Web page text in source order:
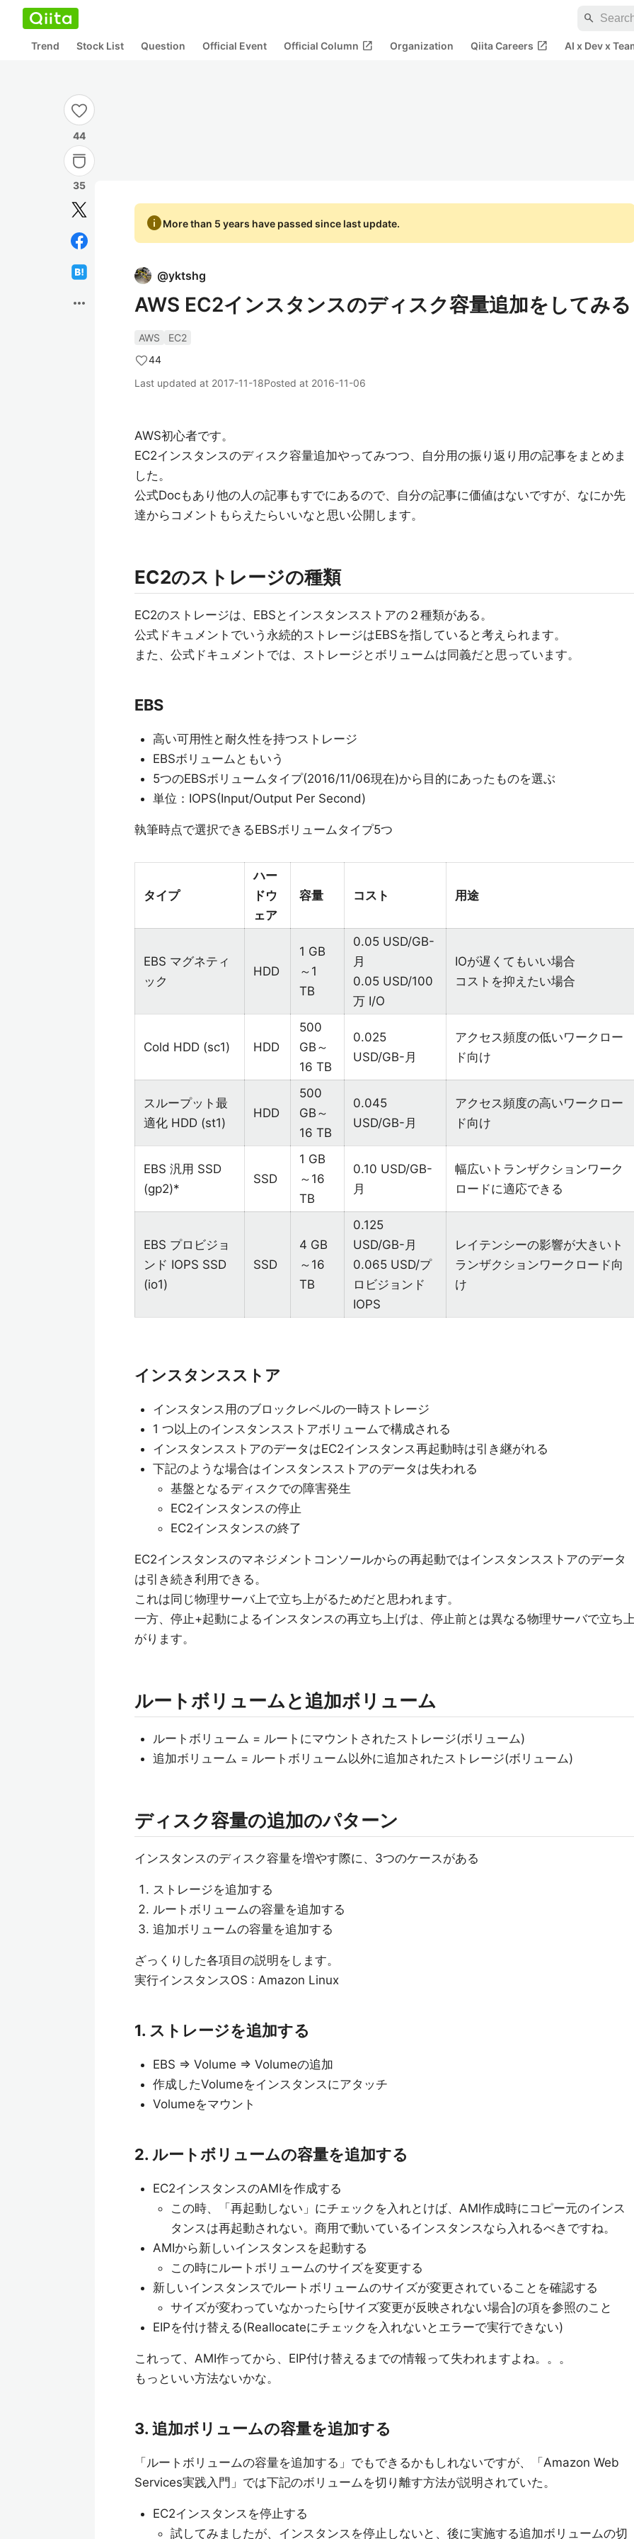
search
Trend Stock List Question Official Event Official Column open_in_new Organization Qiita Careers open_in_new AI x Dev x
44
35
more_horiz
infoMore than 5 years have passed since last update.
@yktshg
AWS EC2インスタンスのディスク容量追加をしてみる
AWS
EC2
44
Last updated at 2017-11-18Posted at 2016-11-06
AWS初心者です。
EC2インスタンスのディスク容量追加やってみつつ、自分用の振り返り用の記事をまとめま
した。
公式Docもあり他の人の記事もすでにあるので、自分の記事に価値はないですが、なにか先
達からコメントもらえたらいいなと思い公開します。
EC2のストレージの種類​
EC2のストレージは、EBSとインスタンスストアの２種類がある。
公式ドキュメントでいう永続的ストレージはEBSを指していると考えられます。
また、公式ドキュメントでは、ストレージとボリュームは同義だと思っています。
EBS
高い可用性と耐久性を持つストレージ
EBSボリュームともいう
5つのEBSボリュームタイプ(2016/11/06現在)から目的にあったものを選ぶ
単位：IOPS(Input/Output Per Second)
執筆時点で選択できるEBSボリュームタイプ5つ
タイプ
ハー
ドウ
ェア
容量 コスト 用途
EBS マグネティ
ック
HDD
1 GB
～1
TB
0.05 USD/GB-
月
0.05 USD/100
万 I/O
IOが遅くてもいい場合
コストを抑えたい場合
Cold HDD (sc1) HDD
500
GB～
16 TB
0.025
USD/GB-月
アクセス頻度の低いワークロー
ド向け
スループット最
適化 HDD (st1)
HDD
500
GB～
16 TB
0.045
USD/GB-月
アクセス頻度の高いワークロー
ド向け
EBS 汎用 SSD
(gp2)*
SSD
1 GB
～16
TB
0.10 USD/GB-
月
幅広いトランザクションワーク
ロードに適応できる
EBS プロビジョ
ンド IOPS SSD
(io1)
SSD
4 GB
～16
TB
0.125
USD/GB-月
0.065 USD/プ
ロビジョンド
IOPS
レイテンシーの影響が大きいト
ランザクションワークロード向
け
インスタンスストア
インスタンス用のブロックレベルの一時ストレージ
1 つ以上のインスタンスストアボリュームで構成される
インスタンスストアのデータはEC2インスタンス再起動時は引き継がれる
下記のような場合はインスタンスストアのデータは失われる
基盤となるディスクでの障害発生
EC2インスタンスの停止
EC2インスタンスの終了
EC2インスタンスのマネジメントコンソールからの再起動ではインスタンスストアのデータ
は引き続き利用できる。
これは同じ物理サーバ上で立ち上がるためだと思われます。
一方、停止+起動によるインスタンスの再立ち上げは、停止前とは異なる物理サーバで立ち
がります。
ルートボリュームと追加ボリューム
ルートボリューム = ルートにマウントされたストレージ(ボリューム)
追加ボリューム = ルートボリューム以外に追加されたストレージ(ボリューム)
ディスク容量の追加のパターン
インスタンスのディスク容量を増やす際に、3つのケースがある
ストレージを追加する
ルートボリュームの容量を追加する
追加ボリュームの容量を追加する
ざっくりした各項目の説明をします。
実行インスタンスOS : Amazon Linux
1. ストレージを追加する
EBS => Volume => Volumeの追加
作成したVolumeをインスタンスにアタッチ
Volumeをマウント
2. ルートボリュームの容量を追加する
EC2インスタンスのAMIを作成する
この時、「再起動しない」にチェックを入れとけば、AMI作成時にコピー元のインス
タンスは再起動されない。商用で動いているインスタンスなら入れるべきですね。
AMIから新しいインスタンスを起動する
この時にルートボリュームのサイズを変更する
新しいインスタンスでルートボリュームのサイズが変更されていることを確認する
サイズが変わっていなかったら[サイズ変更が反映されない場合]の項を参照のこと
EIPを付け替える(Reallocateにチェックを入れないとエラーで実行できない)
これって、AMI作ってから、EIP付け替えるまでの情報って失われますよね。。。
もっといい方法ないかな。
3. 追加ボリュームの容量を追加する
「ルートボリュームの容量を追加する」でもできるかもしれないですが、「Amazon Web
Services実践入門」では下記のボリュームを切り離す方法が説明されていた。
EC2インスタンスを停止する
試してみましたが、インスタンスを停止しないと、後に実施する追加ボリュームの切